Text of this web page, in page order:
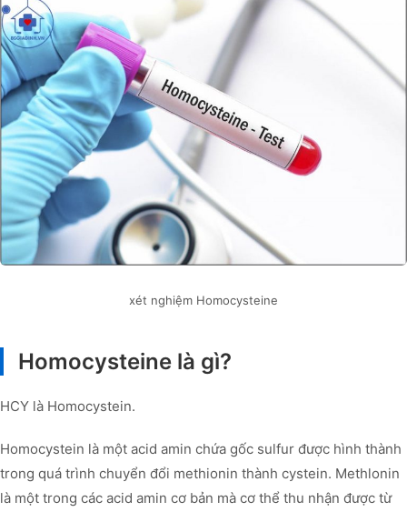
xét nghiệm Homocysteine
Homocysteine là gì?
HCY là Homocystein.
Homocystein là một acid amin chứa gốc sulfur được hình thành
trong quá trình chuyển đổi methionin thành cystein. Methlonin
là một trong các acid amin cơ bản mà cơ thể thu nhận được từ